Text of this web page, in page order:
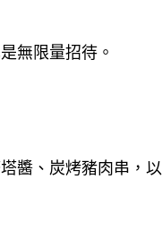
無限量招待。
醬、炭烤豬肉串，